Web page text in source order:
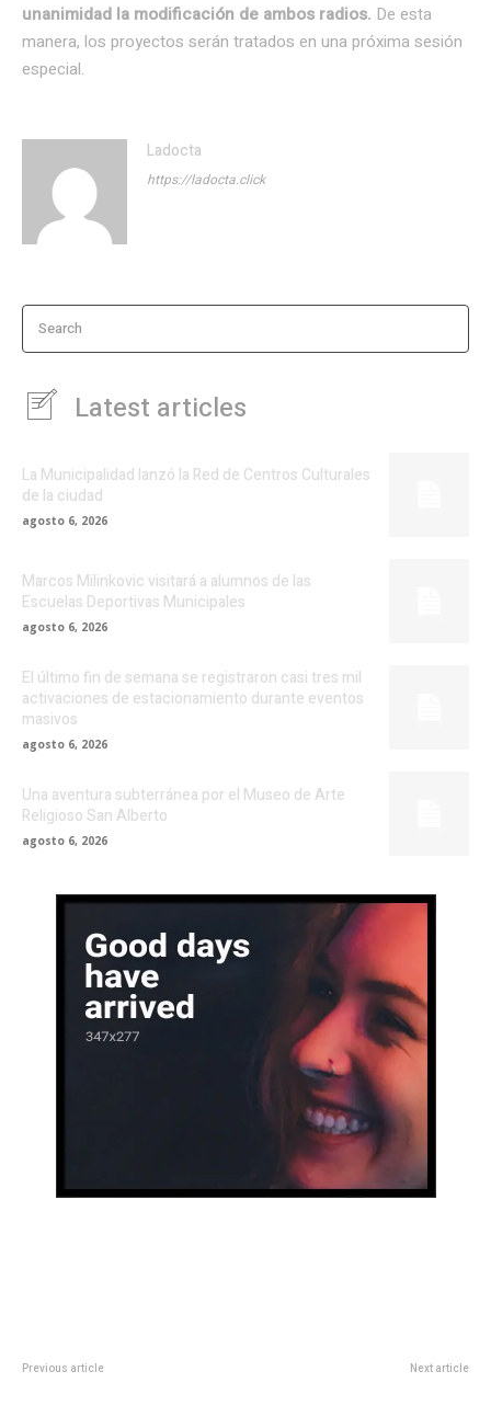
unanimidad la modificación de ambos radios. De esta
manera, los proyectos serán tratados en una próxima sesión
especial.
Ladocta
https://ladocta.click
Search
Latest articles
La Municipalidad lanzó la Red de Centros Culturales
de la ciudad
agosto 6, 2026
Marcos Milinkovic visitará a alumnos de las
Escuelas Deportivas Municipales
agosto 6, 2026
El último fin de semana se registraron casi tres mil
activaciones de estacionamiento durante eventos
masivos
agosto 6, 2026
Una aventura subterránea por el Museo de Arte
Religioso San Alberto
agosto 6, 2026
Previous article Next article